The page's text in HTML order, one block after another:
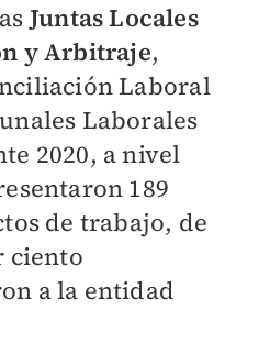
Juntas Locales
y Arbitraje,
Laboral
Laborales
2020, a nivel
189
de trabajo, de
ciento
a la entidad